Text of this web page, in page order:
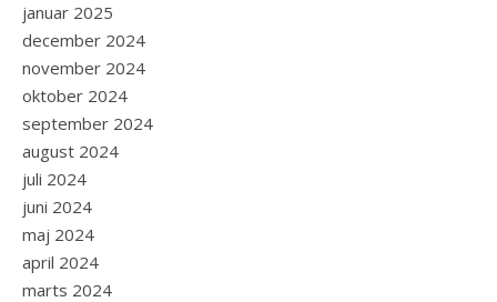
januar 2025
december 2024
november 2024
oktober 2024
september 2024
august 2024
juli 2024
juni 2024
maj 2024
april 2024
marts 2024